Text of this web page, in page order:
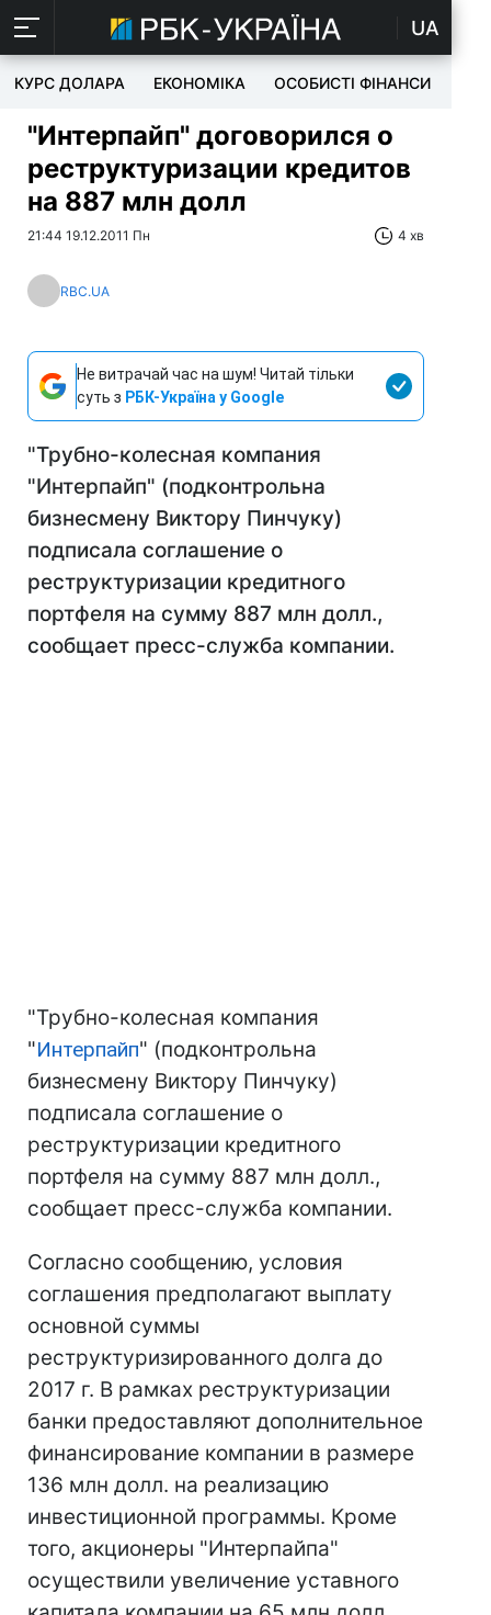
UA
КУРС ДОЛАРА ЕКОНОМІКА ОСОБИСТІ ФІНАНСИ
"Интерпайп" договорился о
реструктуризации кредитов
на 887 млн долл
21:44 19.12.2011 Пн 4 хв
RBC.UA
Не витрачай час на шум! Читай тільки
суть з РБК-Україна у Google
"Трубно-колесная компания
"Интерпайп" (подконтрольна
бизнесмену Виктору Пинчуку)
подписала соглашение о
реструктуризации кредитного
портфеля на сумму 887 млн долл.,
сообщает пресс-служба компании.
"Трубно-колесная компания
"Интерпайп" (подконтрольна
бизнесмену Виктору Пинчуку)
подписала соглашение о
реструктуризации кредитного
портфеля на сумму 887 млн долл.,
сообщает пресс-служба компании.
Согласно сообщению, условия
соглашения предполагают выплату
основной суммы
реструктуризированного долга до
2017 г. В рамках реструктуризации
банки предоставляют дополнительное
финансирование компании в размере
136 млн долл. на реализацию
инвестиционной программы. Кроме
того, акционеры "Интерпайпа"
осуществили увеличение уставного